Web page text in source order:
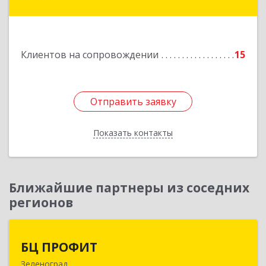
Клиентов на сопровождении 15
Отправить заявку
Показать контакты
Отправить заявку
Назад
Ближайшие партнеры из соседних
регионов
БЦ ПРОФИТ
Зеленоград